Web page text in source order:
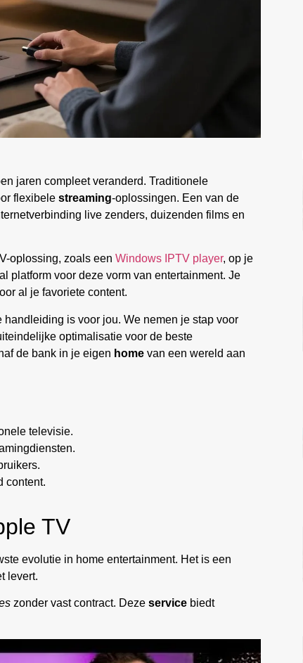
jaren compleet veranderd. Traditionele
flexibele streaming-oplossingen. Een van de
live zenders, duizenden films en
oplossing, zoals een Windows IPTV player, op je
platform voor deze vorm van entertainment. Je
al je favoriete content.
is voor jou. We nemen je stap voor
optimalisatie voor de beste
de bank in je eigen home van een wereld aan
televisie.
content.
TV
evolutie in home entertainment. Het is een
levert.
zonder vast contract. Deze service biedt